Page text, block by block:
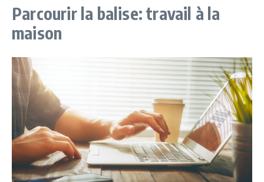
Parcourir la balise: travail à la
maison